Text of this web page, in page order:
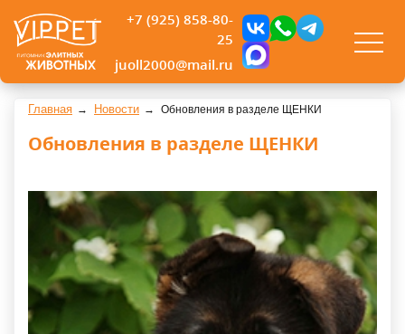
+7 (925) 858-80-
25
juoll2000@mail.ru
Главная Новости Обновления в разделе ЩЕНКИ
Обновления в разделе ЩЕНКИ